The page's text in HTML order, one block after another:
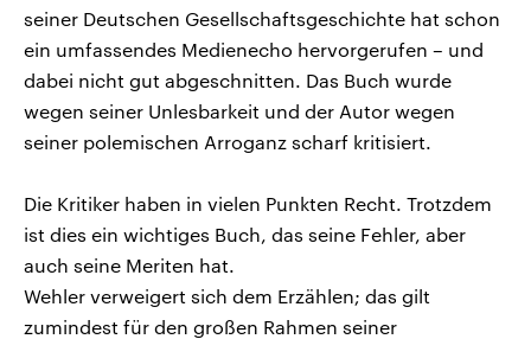
seiner Deutschen Gesellschaftsgeschichte hat schon
ein umfassendes Medienecho hervorgerufen – und
dabei nicht gut abgeschnitten. Das Buch wurde
wegen seiner Unlesbarkeit und der Autor wegen
seiner polemischen Arroganz scharf kritisiert.
Die Kritiker haben in vielen Punkten Recht. Trotzdem
ist dies ein wichtiges Buch, das seine Fehler, aber
auch seine Meriten hat.
Wehler verweigert sich dem Erzählen; das gilt
zumindest für den großen Rahmen seiner